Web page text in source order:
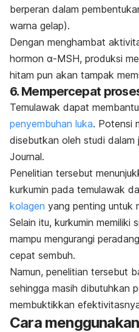
berperan dalam
warna gelap).
Dengan menghambat
hormon α-MSH, produksi
hitam pun akan tampak
6. Mempercepat
Temulawak dapat
penyembuhan luka. Potensi
disebutkan oleh studi dalam
Journal.
Penelitian tersebut
kurkumin pada temulawak
kolagen yang penting untuk
Selain itu, kurkumin memiliki
mampu mengurangi
cepat sembuh.
Namun, penelitian tersebut
sehingga masih dibutuhkan
membuktikkan
Cara